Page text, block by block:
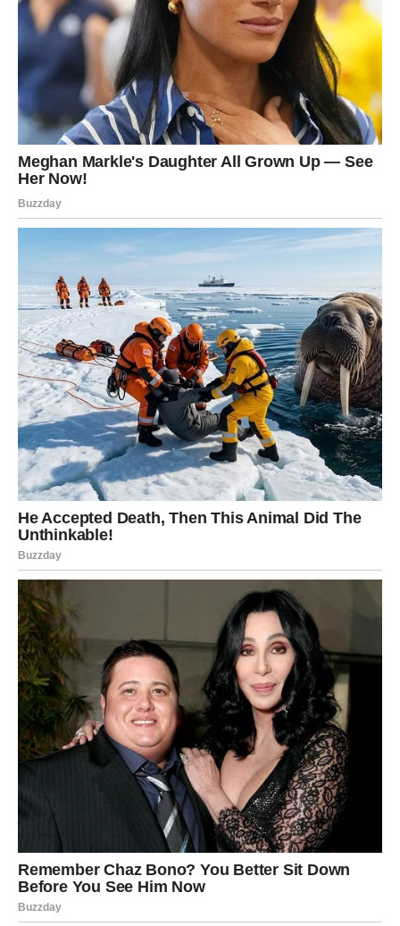
Ovaj izbor govori da je vrijeme da ostaviš prošlost iza
sebe. Sve ono što te je boljelo postepeno će izgubiti
svoju snagu, a mjesto tuge zauzet će nada i nova ljubavna
priča.